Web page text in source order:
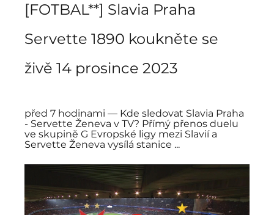
[FOTBAL**] Slavia Praha
Servette 1890 koukněte se
živě 14 prosince 2023
před 7 hodinami — Kde sledovat Slavia Praha
- Servette Ženeva v TV? Přímý přenos duelu
ve skupině G Evropské ligy mezi Slavií a
Servette Ženeva vysílá stanice ...